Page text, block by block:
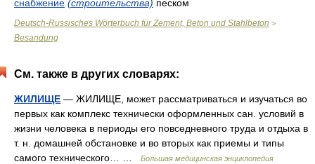
снабжение (строительства) песком
Deutsch-Russisches Wörterbuch für Zement, Beton und Stahlbeton >
Besandung
См. также в других словарях:
ЖИЛИЩЕ — ЖИЛИЩЕ, может рассматриваться и изучаться во
первых как комплекс технически оформленных сан. условий в
жизни человека в периоды его повседневного труда и отдыха в
т. н. домашней обстановке и во вторых как приемы и типы
самого технического… …
Большая медицинская энциклопедия